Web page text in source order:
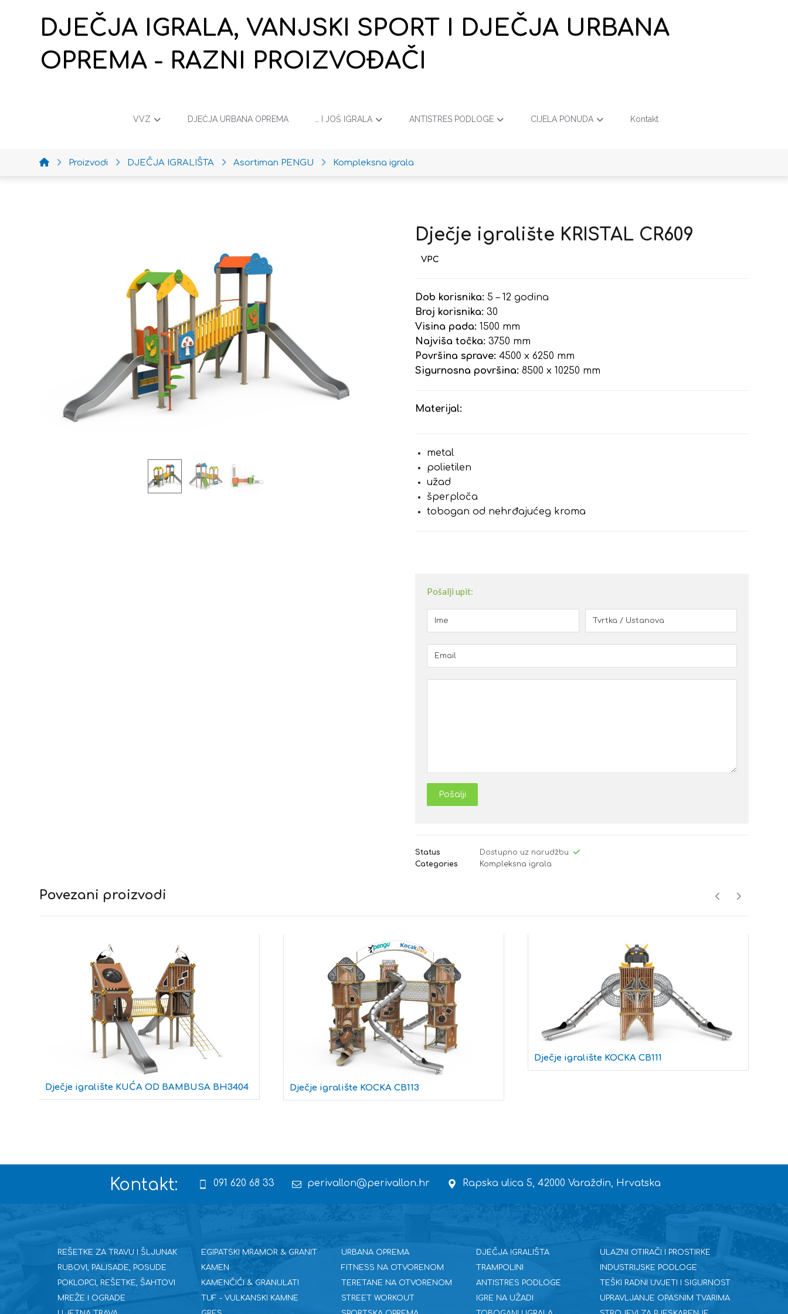
DJEČJA IGRALA, VANJSKI SPORT I DJEČJA URBANA
OPREMA - RAZNI PROIZVOĐAČI
VVZ DJEČJA URBANA OPREMA … I JOŠ IGRALA ANTISTRES PODLOGE CIJELA PONUDA Kontakt
Proizvodi DJEČJA IGRALIŠTA Asortiman PENGU Kompleksna igrala
Dječje igralište KRISTAL CR609
Dob korisnika: 5 – 12 godina
Broj korisnika: 30
Visina pada: 1500 mm
Najviša točka: 3750 mm
Površina sprave: 4500 x 6250 mm
Sigurnosna površina: 8500 x 10250 mm
Materijal:
metal
polietilen
užad
šperploča
tobogan od nehrđajućeg kroma
Pošalji upit:
Pošalji
Status
Dostupno uz narudžbu
Categories
Kompleksna igrala
Povezani proizvodi
Dječje igralište KUĆA OD BAMBUSA BH3404 Dječje igralište KOCKA CB113
Dječje igralište KOCKA CB111
Kontakt: 091 620 68 33 perivallon@perivallon.hr Rapska ulica 5, 42000 Varaždin, Hrvatska
REŠETKE ZA TRAVU I ŠLJUNAK
RUBOVI, PALISADE, POSUDE
POKLOPCI, REŠETKE, ŠAHTOVI
MREŽE I OGRADE
EGIPATSKI MRAMOR & GRANIT
KAMEN
KAMENČIĆI & GRANULATI
TUF - VULKANSKI KAMNE
URBANA OPREMA
FITNESS NA OTVORENOM
TERETANE NA OTVORENOM
STREET WORKOUT
DJEČJA IGRALIŠTA
TRAMPOLINI
ANTISTRES PODLOGE
IGRE NA UŽADI
ULAZNI OTIRAČI I PROSTIRKE
INDUSTRIJSKE PODLOGE
TEŠKI RADNI UVJETI I SIGURNOST
UPRAVLJANJE OPASNIM TVARIMA